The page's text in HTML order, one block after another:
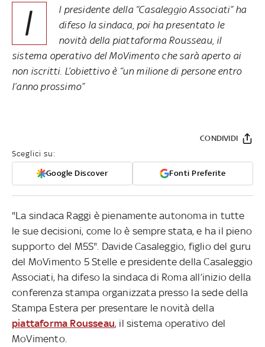
I
l presidente della “Casaleggio Associati” ha
difeso la sindaca, poi ha presentato le
novità della piattaforma Rousseau, il
sistema operativo del MoVimento che sarà aperto ai
non iscritti. L’obiettivo è “un milione di persone entro
l’anno prossimo”
Sceglici su:
Google Discover Fonti Preferite
CONDIVIDI
"La sindaca Raggi è pienamente autonoma in tutte
le sue decisioni, come lo è sempre stata, e ha il pieno
supporto del M5S". Davide Casaleggio, figlio del guru
del MoVimento 5 Stelle e presidente della Casaleggio
Associati, ha difeso la sindaca di Roma all’inizio della
conferenza stampa organizzata presso la sede della
Stampa Estera per presentare le novità della
piattaforma Rousseau, il sistema operativo del
MoVimento.